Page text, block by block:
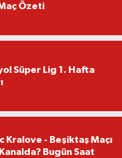
Özeti
Süper Lig 1. Hafta
Kralove - Beşiktaş Maçı
Bugün Saat